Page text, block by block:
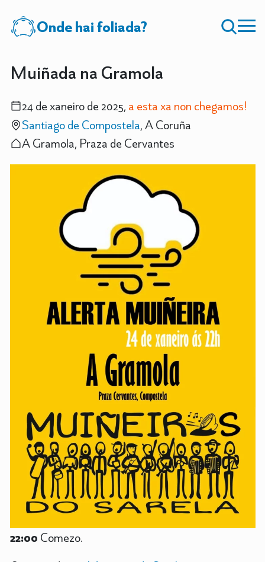
Onde hai foliada?
Muiñada na Gramola
24 de xaneiro de 2025, a esta xa non chegamos!
Santiago de Compostela, A Coruña
A Gramola, Praza de Cervantes
22:00 Comezo.